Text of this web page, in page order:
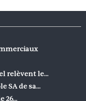
relèvent le…
SA de sa…
26…